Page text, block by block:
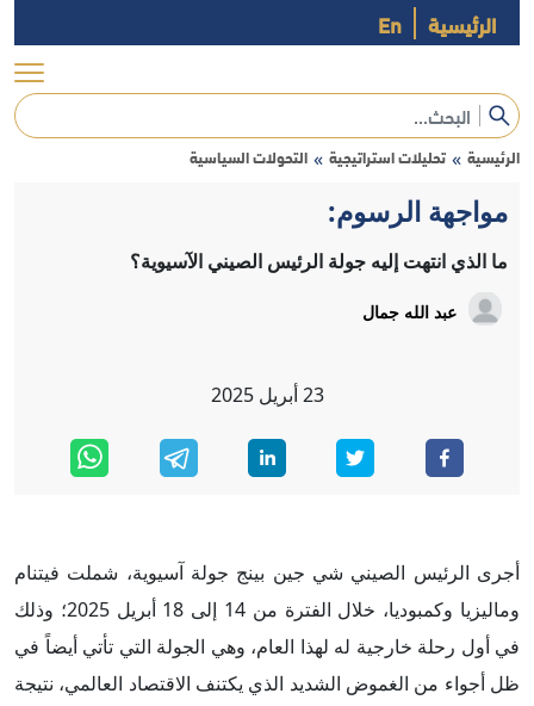
الرئيسية En
الرئيسية » تحليلات استراتيجية » التحولات السياسية
مواجهة الرسوم:
ما الذي انتهت إليه جولة الرئيس الصيني الآسيوية؟
عبد الله جمال
23 أبريل 2025
أجرى الرئيس الصيني شي جين بينج جولة آسيوية، شملت فيتنام
وماليزيا وكمبوديا، خلال الفترة من 14 إلى 18 أبريل 2025؛ وذلك
في أول رحلة خارجية له لهذا العام، وهي الجولة التي تأتي أيضاً في
ظل أجواء من الغموض الشديد الذي يكتنف الاقتصاد العالمي، نتيجة